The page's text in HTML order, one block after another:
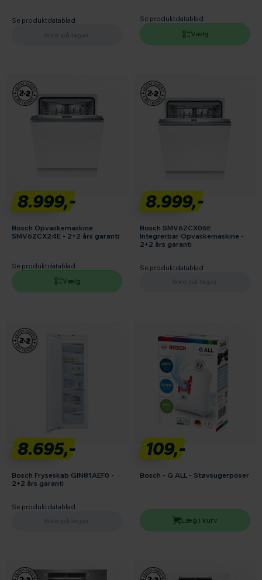
Se produktdatablad Se produktdatablad
Vælg
8.999,-
Bosch Opvaskemaskine
SMV6ZCX24E - 2+2 års garanti
Se produktdatablad
Vælg
8.999,-
Bosch SMV6ZCX06E
Integrerbar Opvaskemaskine -
2+2 års garanti
Se produktdatablad
8.695,-
Bosch Fryseskab GIN81AEF0 -
2+2 års garanti
Se produktdatablad
109,-
Bosch - G ALL - Støvsugerposer
Læg i kurv